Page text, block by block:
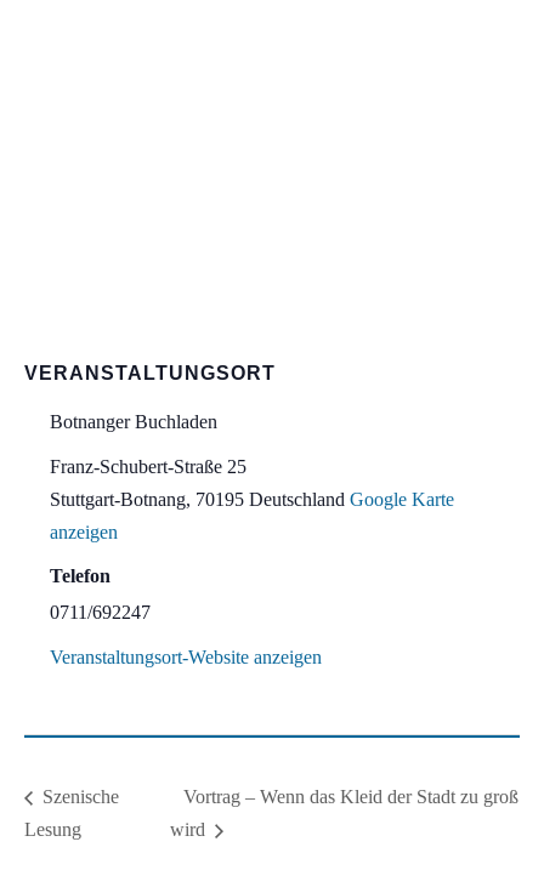
VERANSTALTUNGSORT
Botnanger Buchladen
Franz-Schubert-Straße 25
Stuttgart-Botnang, 70195 Deutschland Google Karte
anzeigen
Telefon
0711/692247
Veranstaltungsort-Website anzeigen
Szenische
Lesung
Vortrag – Wenn das Kleid der Stadt zu groß
wird